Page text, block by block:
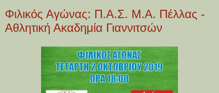
Φιλικός Αγώνας: Π.Α.Σ. Μ.Α. Πέλλας -
Αθλητική Ακαδημία Γιαννιτσών